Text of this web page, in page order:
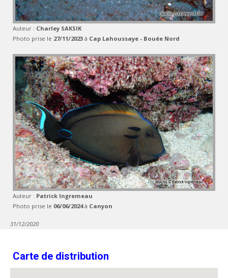
Auteur : Charley SAKSIK
Photo prise le 27/11/2023 à Cap Lahoussaye - Bouée Nord
Auteur : Patrick Ingremeau
Photo prise le 06/06/2024à Canyon
31/12/2020
Carte de distribution